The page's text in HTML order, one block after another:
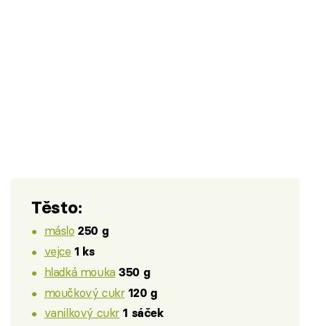
Těsto:
máslo 250 g
vejce 1 ks
hladká mouka 350 g
moučkový cukr 120 g
vanilkový cukr 1 sáček